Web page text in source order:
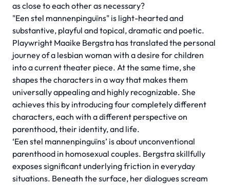
as close to each other as necessary?
"Een stel mannenpinguïns" is light-hearted and
substantive, playful and topical, dramatic and poetic.
Playwright Maaike Bergstra has translated the personal
journey of a lesbian woman with a desire for children
into a current theater piece. At the same time, she
shapes the characters in a way that makes them
universally appealing and highly recognizable. She
achieves this by introducing four completely different
characters, each with a different perspective on
parenthood, their identity, and life.
‘Een stel mannenpinguïns’ is about unconventional
parenthood in homosexual couples. Bergstra skillfully
exposes significant underlying friction in everyday
situations. Beneath the surface, her dialogues scream